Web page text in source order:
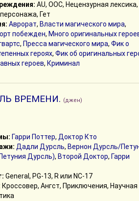
AU, ООС, Нецензурная лексика,
Гет
Аврорат, Власти магического мира,
побежден, Много оригинальных
, Пресса магического мира, Фик о
героях, Фик об оригинальных
героев, Криминал
ВРЕМЕНИ. (джен)
Гарри Поттер, Доктор Кто
Дадли Дурсль, Вернон Дурсль/
Дурсль), Второй Доктор, Гарри
General, PG-13, R или NC-17
Кроссовер, Ангст, Приключения, Научная